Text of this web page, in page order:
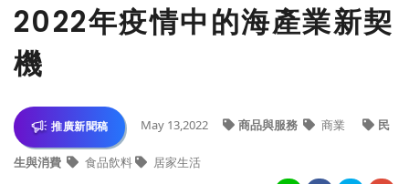
2022年疫情中的海產業新契
機
推廣新聞稿 May 13,2022 商品與服務 商業 民
生與消費 食品飲料 居家生活